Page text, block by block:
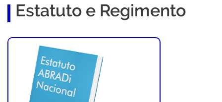
Estatuto e Regimento